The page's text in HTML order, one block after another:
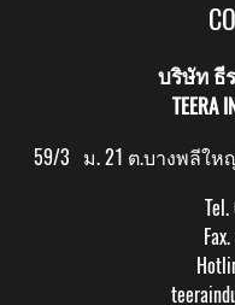
บริษัท ธี
TEERA
59/3 ม. 21 ต.บางพลีให